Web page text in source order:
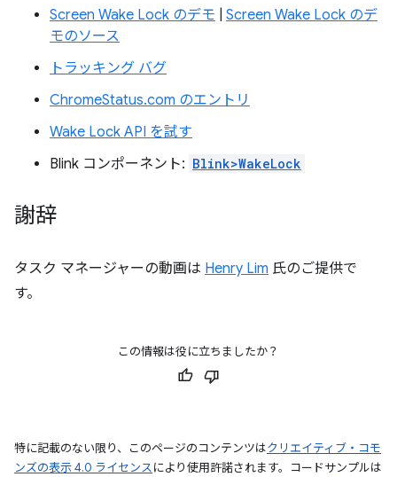
Screen Wake Lock のデモ
Screen Wake Lock のデ
モのソース
トラッキング バグ
ChromeStatus.com のエントリ
Wake Lock API を試す
Blink コンポーネント: Blink>WakeLock
謝辞
タスク マネージャーの動画は Henry Lim 氏のご提供で
す。
この情報は役に立ちましたか？
特に記載のない限り、このページのコンテンツはクリエイティブ・コモ
ンズの表示 4.0 ライセンスにより使用許諾されます。コードサンプルは